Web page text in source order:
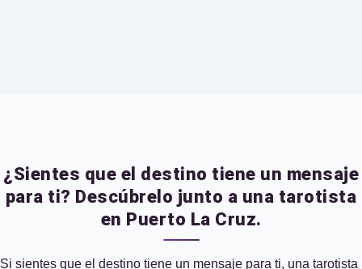
¿Sientes que el destino tiene un mensaje
para ti? Descúbrelo junto a una tarotista
en Puerto La Cruz.
Si sientes que el destino tiene un mensaje para ti, una tarotista